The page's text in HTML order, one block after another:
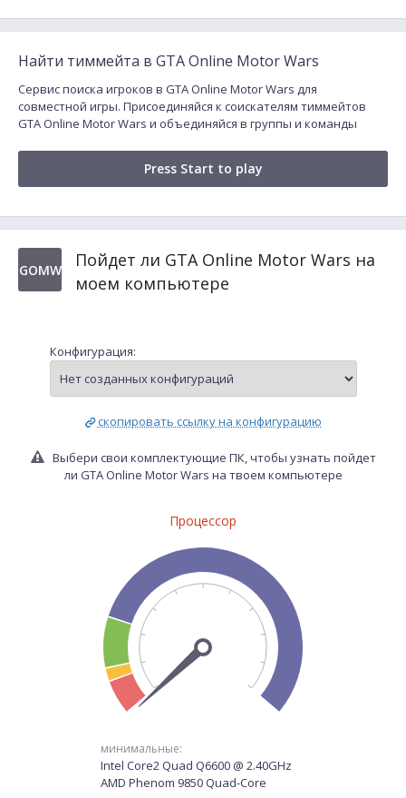
Найти тиммейта в GTA Online Motor Wars
Сервис поиска игроков в GTA Online Motor Wars для
совместной игры. Присоединяйся к соискателям тиммейтов
GTA Online Motor Wars и объединяйся в группы и команды
Press Start to play
GOMW
Пойдет ли GTA Online Motor Wars на
моем компьютере
Конфигурация:
скопировать ссылку на конфигурацию
Выбери свои комплектующие ПК, чтобы узнать пойдет
ли GTA Online Motor Wars на твоем компьютере
Процессор
минимальные:
Intel Core2 Quad Q6600 @ 2.40GHz
AMD Phenom 9850 Quad-Core